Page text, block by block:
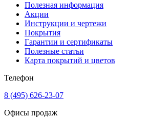
Полезная информация
Акции
Инструкции и чертежи
Покрытия
Гарантии и сертификаты
Полезные статьи
Карта покрытий и цветов
Телефон
8 (495) 626-23-07
Офисы продаж